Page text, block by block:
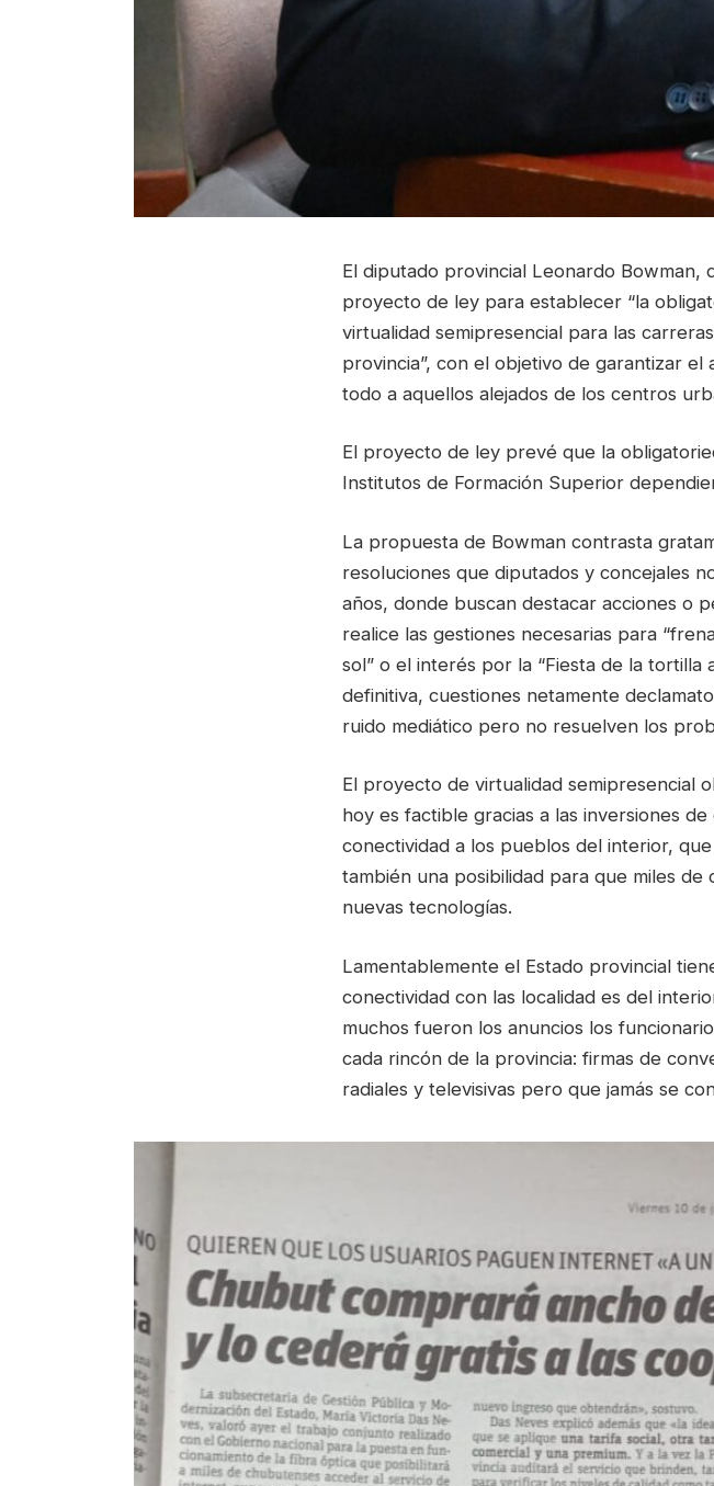
El diputado provincial Leonardo
proyecto de ley para establecer “la
virtualidad semipresencial para las
provincia”, con el objetivo de garantizar
todo a aquellos alejados de los centros
El proyecto de ley prevé que la
Institutos de Formación Superior
La propuesta de Bowman contrasta
resoluciones que diputados y concejales
años, donde buscan destacar acciones o
realice las gestiones necesarias para
sol” o el interés por la “Fiesta de la tortilla
definitiva, cuestiones netamente
ruido mediático pero no resuelven los
El proyecto de virtualidad semipresencial
hoy es factible gracias a las inversiones
conectividad a los pueblos del interior,
también una posibilidad para que miles
nuevas tecnologías.
Lamentablemente el Estado provincial
conectividad con las localidad es del
muchos fueron los anuncios los
cada rincón de la provincia: firmas de
radiales y televisivas pero que jamás se